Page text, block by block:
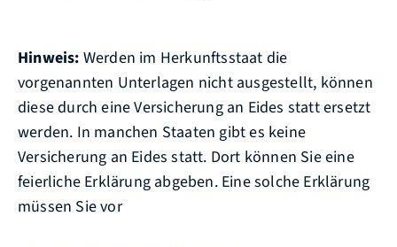
Hinweis: Werden im Herkunftsstaat die
vorgenannten Unterlagen nicht ausgestellt, können
diese durch eine Versicherung an Eides statt ersetzt
werden. In manchen Staaten gibt es keine
Versicherung an Eides statt. Dort können Sie eine
feierliche Erklärung abgeben. Eine solche Erklärung
müssen Sie vor